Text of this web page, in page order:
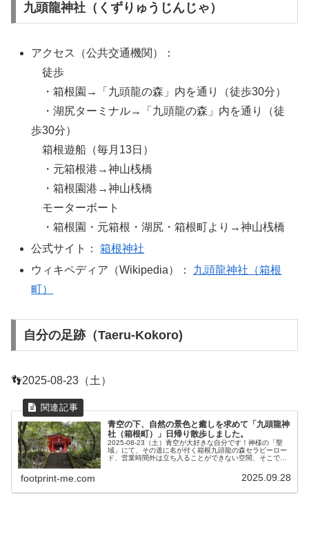
九頭龍神社（くずりゅうじんじゃ）
アクセス（公共交通機関）：
徒歩
・箱根園→「九頭龍の森」内を通り（徒歩30分）
・湖尻ターミナル→「九頭龍の森」内を通り（徒
歩30分）
箱根遊船（毎月13日）
・元箱根港→神山桟橋
・箱根園港→神山桟橋
モーターボート
・箱根園・元箱根・湖尻・箱根町より→神山桟橋
公式サイト：箱根神社
ウィキペディア（Wikipedia）： 九頭龍神社（箱根
町）
自分の足跡（Taeru-Kokoro)
👣2025-08-23（土）
青空の下、自然の景色と癒しを求めて「九頭龍神
社（箱根町）」日帰り散歩しました。
2025-08-23（土）青空が大好きな自分です！神様の「聖
域」にて、その道に名が付く箱根九頭龍の森セラピーロー
ド、営業時間外は立ち入ることができない空間、そこでし
footprint-me.com 2025.09.28